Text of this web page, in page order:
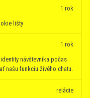
lišty
1 rok
návštevníka počas
našu funkciu živého chatu.
1 rok
relácie